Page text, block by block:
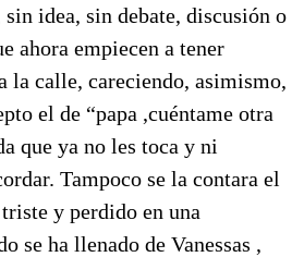
idea, sin debate, discusión o
ahora empiecen a tener
la calle, careciendo, asimismo,
el de “papa ,cuéntame otra
que ya no les toca y ni
Tampoco se la contara el
y perdido en una
se ha llenado de Vanessas ,